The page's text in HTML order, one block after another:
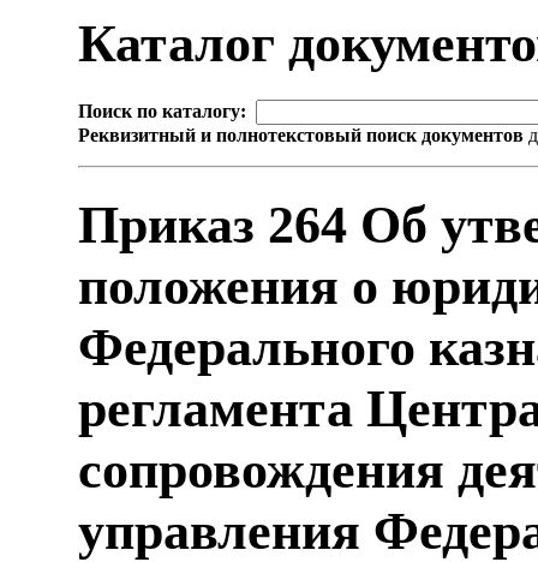
Каталог
Поиск по каталогу:
Реквизитный и полнотекстовый поиск документов
Приказ 264 Об
положения о
Федерального
регламента
сопровождения
управления